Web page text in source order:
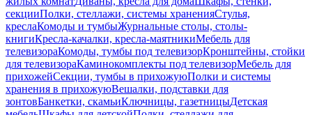
секцииПолки, стеллажи, системы храненияСтулья,
креслаКомоды и тумбыЖурнальные столы, столы-
книгиКресла-качалки, кресла-маятникиМебель для
телевизораКомоды, тумбы под телевизорКронштейны, стойки
для телевизораКаминокомплекты под телевизорМебель для
прихожейСекции, тумбы в прихожуюПолки и системы
хранения в прихожуюВешалки, подставки для
зонтовБанкетки, скамьиКлючницы, газетницыДетская